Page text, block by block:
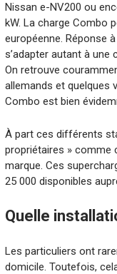
Nissan e-NV200 ou
kW. La charge Combo
européenne. Réponse
s’adapter autant à une
On retrouve
allemands et quelques
Combo est bien
À part ces différents
propriétaires » comme
marque. Ces
25 000 disponibles
Quelle
Les particuliers ont
domicile. Toutefois,